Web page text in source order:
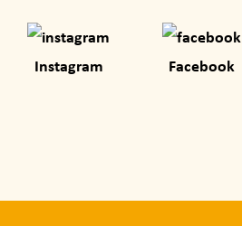
Instagram Facebook